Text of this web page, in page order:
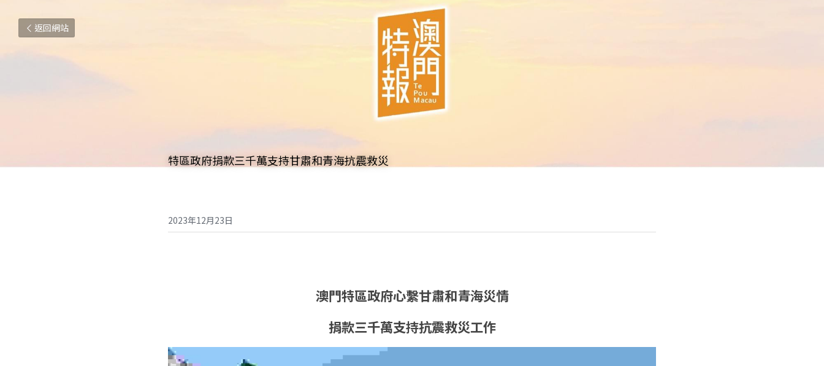
返回網站
特區政府捐款三千萬支持甘肅和青海抗震救災
2023年12月23日
澳門特區政府心繫甘肅和青海災情
捐款三千萬支持抗震救災工作